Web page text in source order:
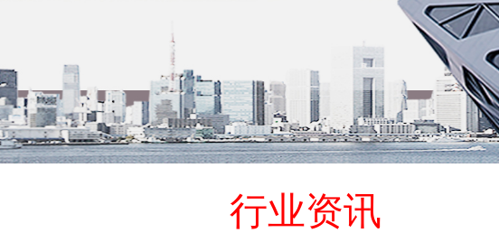
行业资讯